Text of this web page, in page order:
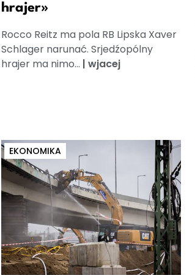
hrajer»
Rocco Reitz ma pola RB Lipska Xaver
Schlager narunać. Srjedźopólny
hrajer ma nimo... | wjacej
EKONOMIKA